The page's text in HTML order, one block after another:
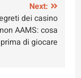
Next:
dei casino
AAMS: cosa
di giocare